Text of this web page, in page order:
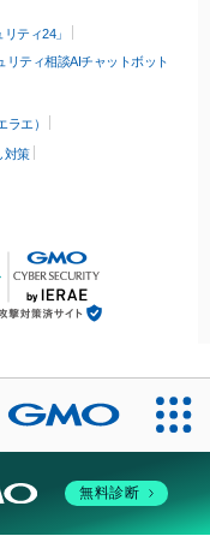
ティ24」
リティ相談AIチャットボット
エ）
対策
無料診断